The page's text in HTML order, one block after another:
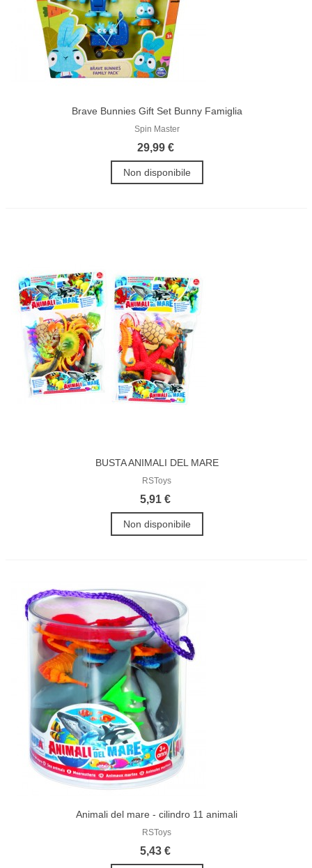
Brave Bunnies Gift Set Bunny Famiglia
Spin Master
29,99 €
Non disponibile
BUSTA ANIMALI DEL MARE
RSToys
5,91 €
Non disponibile
Animali del mare - cilindro 11 animali
RSToys
5,43 €